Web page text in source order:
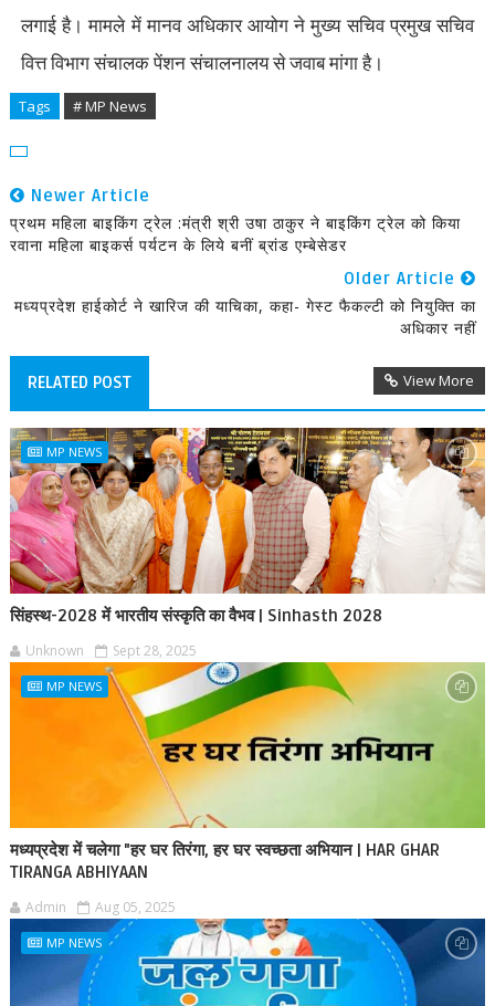
लगाई है। मामले में मानव अधिकार आयोग ने मुख्य सचिव प्रमुख सचिव
वित्त विभाग संचालक पेंशन संचालनालय से जवाब मांगा है।
Tags # MP News
Newer Article
प्रथम महिला बाइकिंग ट्रेल :मंत्री श्री उषा ठाकुर ने बाइकिंग ट्रेल को किया
रवाना महिला बाइकर्स पर्यटन के लिये बनीं ब्रांड एम्बेसेडर
Older Article
मध्यप्रदेश हाईकोर्ट ने खारिज की याचिका, कहा- गेस्ट फैकल्टी को नियुक्ति का
अधिकार नहीं
RELATED POST View More
MP NEWS
सिंहस्थ-2028 में भारतीय संस्कृति का वैभव | Sinhasth 2028
Unknown Sept 28, 2025
MP NEWS
मध्यप्रदेश में चलेगा "हर घर तिरंगा, हर घर स्वच्छता अभियान | HAR GHAR
TIRANGA ABHIYAAN
Admin Aug 05, 2025
MP NEWS